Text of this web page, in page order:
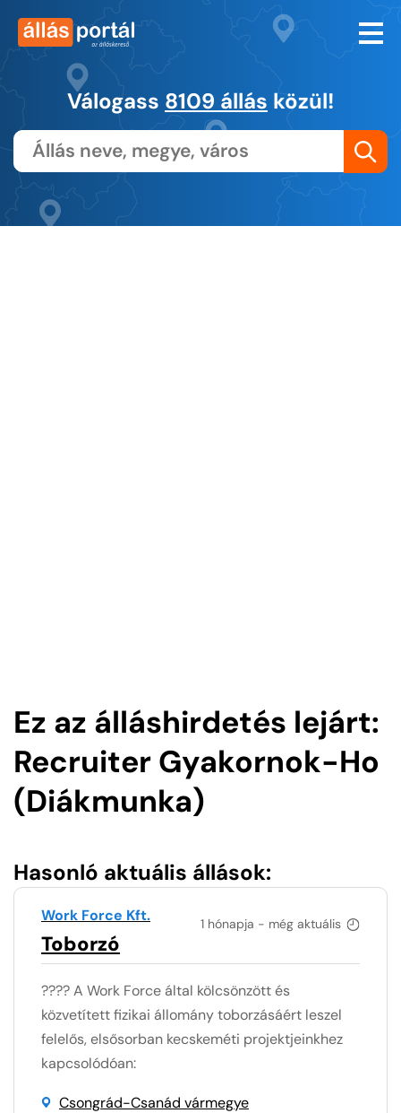
Válogass 8109 állás közül!
Ez az álláshirdetés lejárt:
Recruiter Gyakornok-Ho
(Diákmunka)
Hasonló aktuális állások:
1 hónapja - még aktuális
Work Force Kft.
Toborzó
???? A Work Force által kölcsönzött és
közvetített fizikai állomány toborzásáért leszel
felelős, elsősorban kecskeméti projektjeinkhez
kapcsolódóan:
Csongrád-Csanád vármegye